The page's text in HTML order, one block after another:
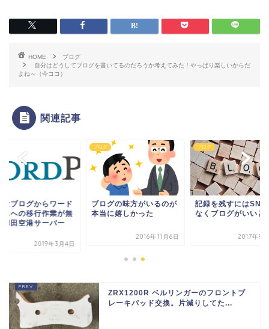
HOME
ブログ
自分はどうしてブログを書いてるのだろうか考えてみた！やっぱり楽しいからだ
よね～（今ココ）
関連記事
なブログからワード
スへの移行作業が無
羽田空港サーバー
2019年3月4日
ブログ
ブログの味方がいるのが
本当に嬉しかった
2016年11月6日
ブログ
記録を残すにはSNS
なくブログがいいと
2017年9
ZRX1200R ベルリンガーのフロントブ
レーキパッド交換。片減りしてた...